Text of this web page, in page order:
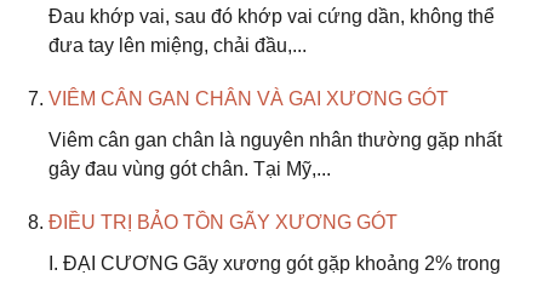
Đau khớp vai, sau đó khớp vai cứng dần, không thể
đưa tay lên miệng, chải đầu,...
VIÊM CÂN GAN CHÂN VÀ GAI XƯƠNG GÓT
Viêm cân gan chân là nguyên nhân thường gặp nhất
gây đau vùng gót chân. Tại Mỹ,...
ĐIỀU TRỊ BẢO TỒN GÃY XƯƠNG GÓT
I. ĐẠI CƯƠNG Gãy xương gót gặp khoảng 2% trong